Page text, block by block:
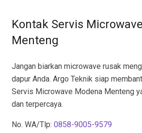
Kontak Servis
Menteng
Jangan biarkan microwave rusak
dapur Anda. Argo Teknik siap
Servis Microwave Modena Menteng
dan terpercaya.
No. WA/Tlp: 0858-9005-9579